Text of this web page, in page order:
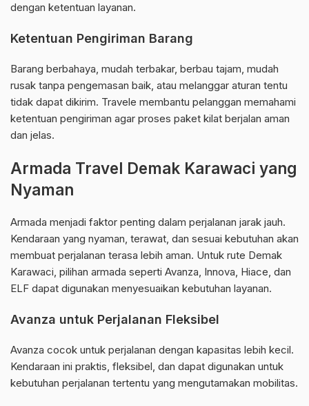
dengan ketentuan layanan.
Ketentuan Pengiriman Barang
Barang berbahaya, mudah terbakar, berbau tajam, mudah
rusak tanpa pengemasan baik, atau melanggar aturan tentu
tidak dapat dikirim. Travele membantu pelanggan memahami
ketentuan pengiriman agar proses paket kilat berjalan aman
dan jelas.
Armada Travel Demak Karawaci yang
Nyaman
Armada menjadi faktor penting dalam perjalanan jarak jauh.
Kendaraan yang nyaman, terawat, dan sesuai kebutuhan akan
membuat perjalanan terasa lebih aman. Untuk rute Demak
Karawaci, pilihan armada seperti Avanza, Innova, Hiace, dan
ELF dapat digunakan menyesuaikan kebutuhan layanan.
Avanza untuk Perjalanan Fleksibel
Avanza cocok untuk perjalanan dengan kapasitas lebih kecil.
Kendaraan ini praktis, fleksibel, dan dapat digunakan untuk
kebutuhan perjalanan tertentu yang mengutamakan mobilitas.